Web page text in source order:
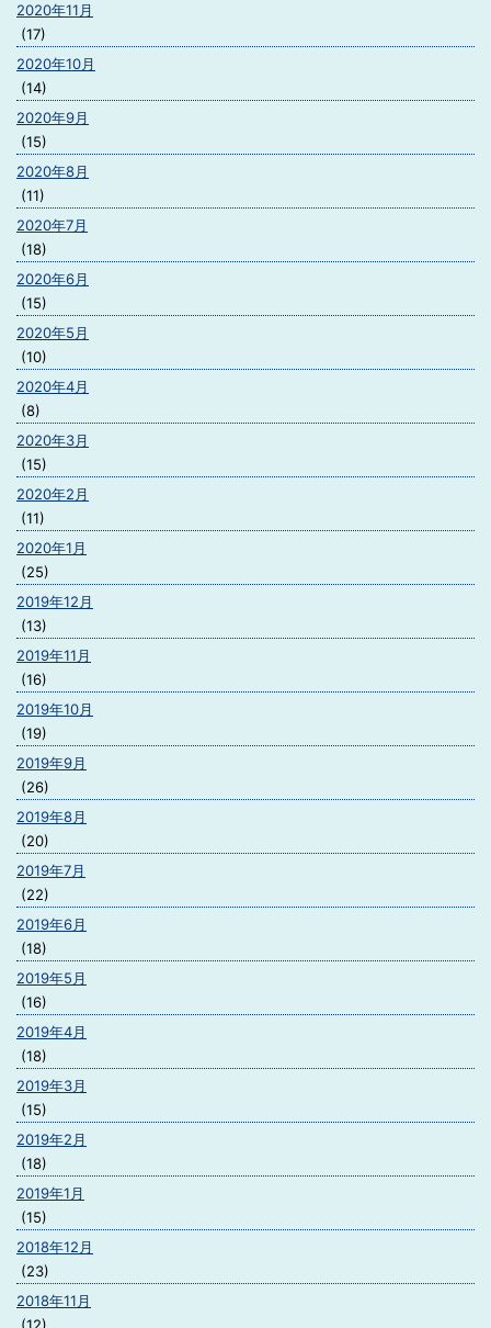
2020年11月
(17)
2020年10月
(14)
2020年9月
(15)
2020年8月
(11)
2020年7月
(18)
2020年6月
(15)
2020年5月
(10)
2020年4月
(8)
2020年3月
(15)
2020年2月
(11)
2020年1月
(25)
2019年12月
(13)
2019年11月
(16)
2019年10月
(19)
2019年9月
(26)
2019年8月
(20)
2019年7月
(22)
2019年6月
(18)
2019年5月
(16)
2019年4月
(18)
2019年3月
(15)
2019年2月
(18)
2019年1月
(15)
2018年12月
(23)
2018年11月